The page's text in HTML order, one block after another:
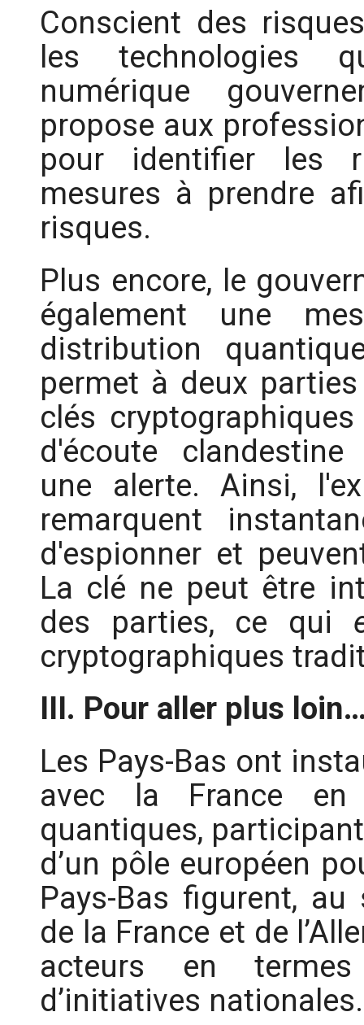
Conscient des
les technologies
numérique
propose aux
pour identifier les
mesures à prendre
risques.
Plus encore, le
également une
distribution
permet à deux
clés
d'écoute
une alerte. Ainsi,
remarquent
d'espionner et
La clé ne peut être
des parties, ce qui
cryptographiques
III. Pour aller plus
Les Pays-Bas ont
avec la France en
quantiques,
d’un pôle européen
Pays-Bas figurent, au
de la France et de
acteurs en termes
d’initiatives nationales.